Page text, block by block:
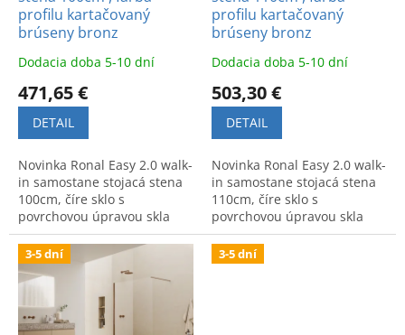
profilu kartačovaný
brúseny bronz
Dodacia doba 5-10 dní
471,65 €
DETAIL
Novinka Ronal Easy 2.0 walk-
in samostane stojacá stena
100cm, číre sklo s
povrchovou úpravou skla
AquaPerla, profil
kartačovaný brúseny bronz.
profilu kartačovaný
brúseny bronz
Dodacia doba 5-10 dní
503,30 €
DETAIL
Novinka Ronal Easy 2.0 walk-
in samostane stojacá stena
110cm, číre sklo s
povrchovou úpravou skla
AquaPerla, profil
kartačovaný brúseny bronz.
3-5 dní 3-5 dní